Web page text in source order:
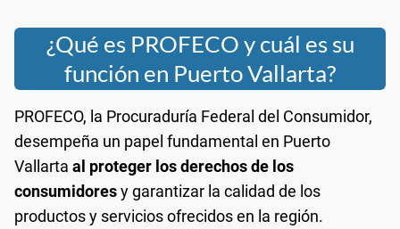
¿Qué es PROFECO y cuál es su
función en Puerto Vallarta?
PROFECO, la Procuraduría Federal del Consumidor,
desempeña un papel fundamental en Puerto
Vallarta al proteger los derechos de los
consumidoresy garantizar la calidad de los
productos y servicios ofrecidos en la región.